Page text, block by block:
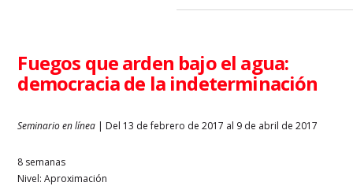
Fuegos que arden bajo el agua:
democracia de la indeterminación
Seminario en línea | Del 13 de febrero de 2017 al 9 de abril de 2017
8 semanas
Nivel: Aproximación